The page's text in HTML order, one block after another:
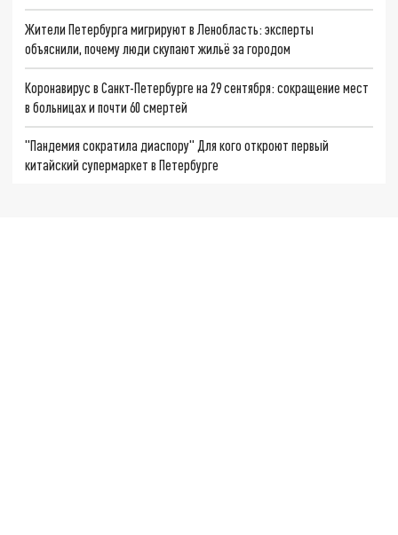
Жители Петербурга мигрируют в Ленобласть: эксперты
объяснили, почему люди скупают жильё за городом
Коронавирус в Санкт-Петербурге на 29 сентября: сокращение мест
в больницах и почти 60 смертей
"Пандемия сократила диаспору" Для кого откроют первый
китайский супермаркет в Петербурге